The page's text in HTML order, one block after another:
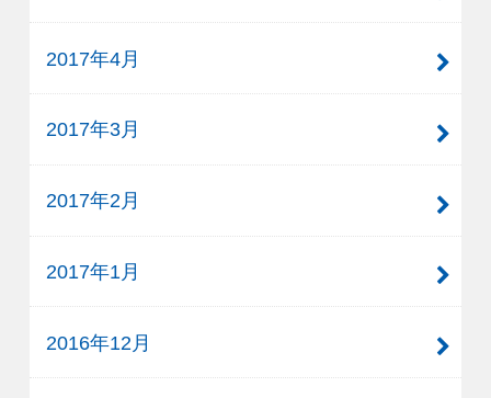
2017年4月
2017年3月
2017年2月
2017年1月
2016年12月